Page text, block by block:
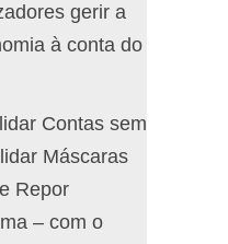
gerir a
à conta do
Contas sem
Máscaras
Repor
– com o